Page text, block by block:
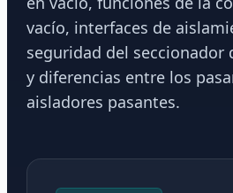
vacío, interfaces de
seguridad del seccionador
y diferencias entre los
aisladores pasantes.